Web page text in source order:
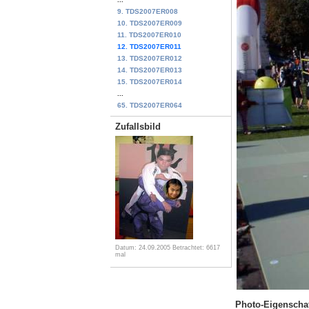
9. TDS2007ER008
10. TDS2007ER009
11. TDS2007ER010
12. TDS2007ER011
13. TDS2007ER012
14. TDS2007ER013
15. TDS2007ER014
65. TDS2007ER064
Zufallsbild
Datum: 24.09.2005 Betrachtet: 6617
mal
Photo-